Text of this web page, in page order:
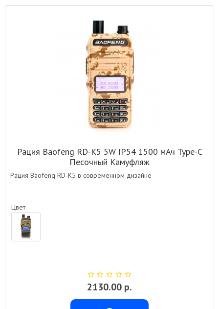
Рация Baofeng RD-K5 5W IP54 1500 мАч Type-C
Песочный Камуфляж
Рация Baofeng RD-K5 в современном дизайне
Цвет
2130.00 р.